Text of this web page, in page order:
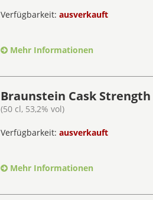
Verfügbarkeit: ausverkauft
Mehr Informationen
Braunstein Cask Strength
(50 cl, 53,2% vol)
Verfügbarkeit: ausverkauft
Mehr Informationen